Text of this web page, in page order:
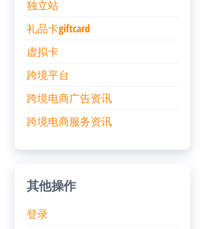
独立站
礼品卡giftcard
虚拟卡
跨境平台
跨境电商广告资讯
跨境电商服务资讯
其他操作
登录